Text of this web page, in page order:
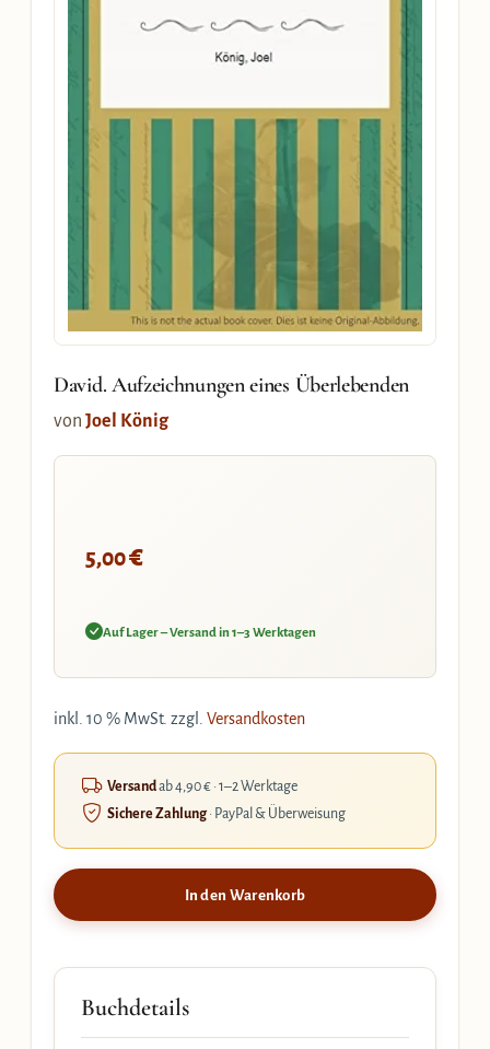
David. Aufzeichnungen eines Überlebenden
von Joel König
5,00€
Auf Lager – Versand in 1–3 Werktagen
inkl. 10 % MwSt. zzgl. Versandkosten
Versandab 4,90 € · 1–2 Werktage
Sichere Zahlung· PayPal & Überweisung
In den Warenkorb
Buchdetails